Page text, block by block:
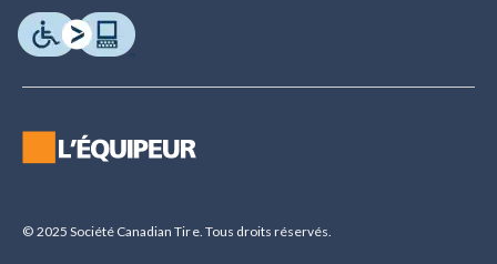
© 2025 Société Canadian Tire. Tous droits réservés.